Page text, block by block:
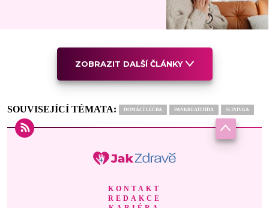
ZOBRAZIT DALŠÍ ČLÁNKY
SOUVISEJÍCÍ TÉMATA: DOMÁCÍ LÉČBA PANKREATITIDA SLINIVKA
KONTAKT
REDAKCE